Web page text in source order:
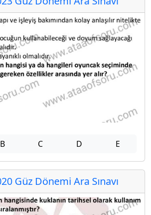
B C D E
Güz Dönemi Ara Sınavı